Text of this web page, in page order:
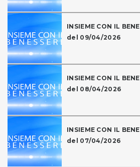
INSIEME CON IL
del 09/04/2026
INSIEME CON IL
del 08/04/2026
INSIEME CON IL
del 07/04/2026